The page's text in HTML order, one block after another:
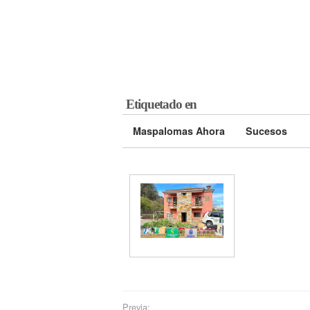
Etiquetado en
Maspalomas Ahora Sucesos
Previa: